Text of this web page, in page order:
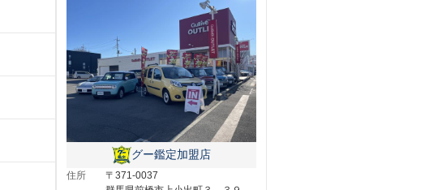
グー鑑定加盟店
住所
〒371-0037